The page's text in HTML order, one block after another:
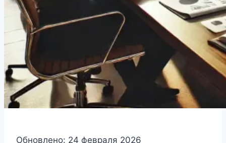
Обновлено: 24 февраля 2026